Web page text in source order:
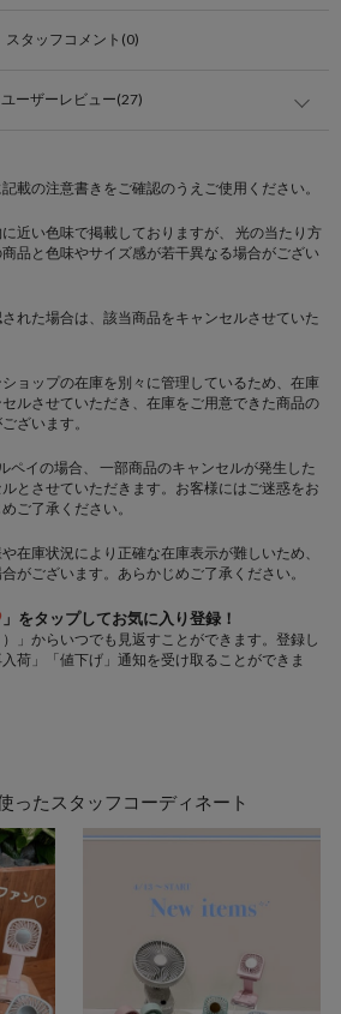
スタッフコメント(0)
ユーザーレビュー(27)
載の注意書きをご確認のうえご使用ください。
近い色味で掲載しておりますが、 光の当たり方
品と色味やサイズ感が若干異なる場合がござい
れた場合は、該当商品をキャンセルさせていた
ョップの在庫を別々に管理しているため、在庫
ルさせていただき、在庫をご用意できた商品の
ざいます。
イの場合、 一部商品のキャンセルが発生した
とさせていただきます。お客様にはご迷惑をお
ご了承ください。
在庫状況により正確な在庫表示が難しいため、
がございます。あらかじめご了承ください。
」をタップしてお気に入り登録！
」からいつでも見返すことができます。登録し
荷」「値下げ」通知を受け取ることができま
ったスタッフコーディネート